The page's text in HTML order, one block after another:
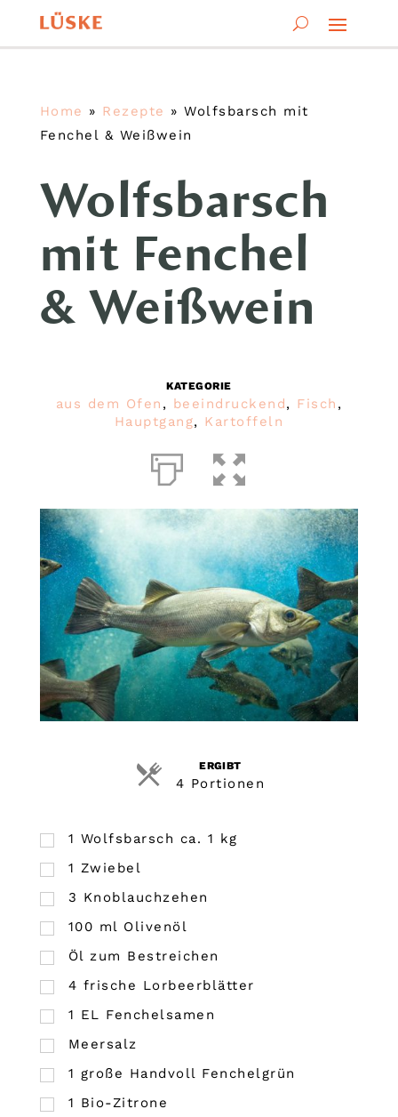
Home » Rezepte »Wolfsbarsch mit
Fenchel & Weißwein
Wolfsbarsch
mit Fenchel
& Weißwein
KATEGORIE
aus dem Ofen , beeindruckend, Fisch ,
Hauptgang, Kartoffeln
ERGIBT
4 Portionen
1 Wolfsbarsch ca. 1 kg
1 Zwiebel
3 Knoblauchzehen
100 ml Olivenöl
Öl zum Bestreichen
4 frische Lorbeerblätter
1 EL Fenchelsamen
Meersalz
1 große Handvoll Fenchelgrün
1 Bio-Zitrone